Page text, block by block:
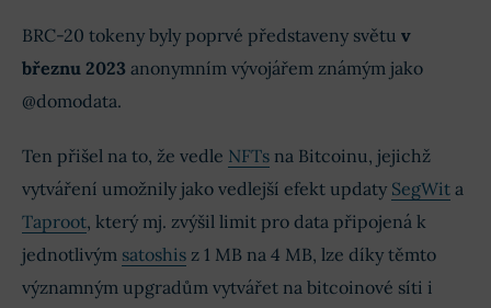
Výhody a nevýhody BRC-20 tokenů
Shrnutí
BRC-20 tokeny byly poprvé představeny světu v
březnu 2023 anonymním vývojářem známým jako
@domodata.
Ten přišel na to, že vedle NFTs na Bitcoinu, jejichž
vytváření umožnily jako vedlejší efekt updaty SegWit a
Taproot, který mj. zvýšil limit pro data připojená k
jednotlivým satoshis z 1 MB na 4 MB, lze díky těmto
významným upgradům vytvářet na bitcoinové síti i